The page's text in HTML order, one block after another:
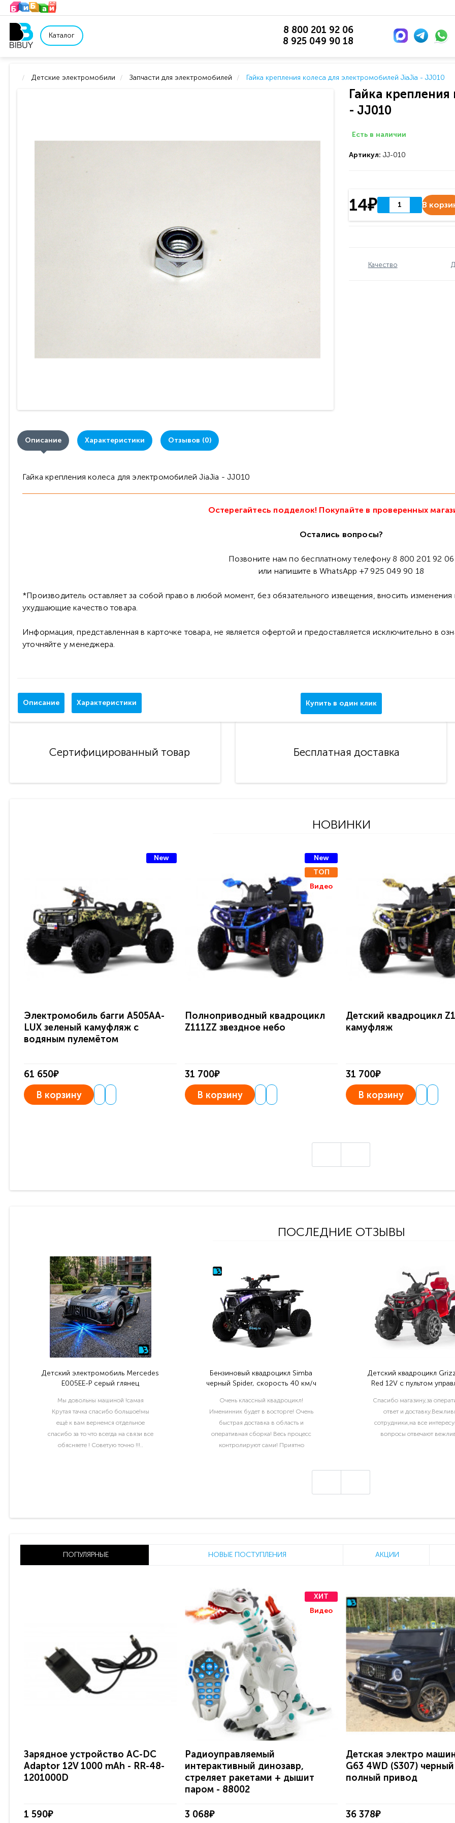
Каталог
8 800 201 92 06
8 925 049 90 18
Детские электромобили Запчасти для электромобилей Гайка крепления колеса для электромобилей JiaJia - JJ010
Гайка
- JJ010
Есть в наличии
Артикул: JJ-010
14₽ В
Качество
Описание Характеристики Отзывов (0)
Гайка крепления колеса для электромобилей JiaJia - JJ010
Остерегайтесь подделок! Покупайте в проверенных
Остались вопросы?
Позвоните нам по бесплатному телефону 8 800 201 92 06
или напишите в WhatsApp +7 925 049 90 18
*Производитель оставляет за собой право в любой момент, без обязательного извещения, вносить
ухудшающие качество товара.
Информация, представленная в карточке товара, не является офертой и предоставляется исключительно в
уточняйте у менеджера.
Описание Характеристики Купить в один клик
Сертифицированный товар Бесплатная доставка
НОВИНКИ
New
Электромобиль багги A505AA-
LUX зеленый камуфляж с
водяным пулемётом
61 650₽
В корзину
New
ТОП
Видео
Полноприводный квадроцикл
Z111ZZ звездное небо
31 700₽
В корзину
Детский квадроцикл
камуфляж
31 700₽
В корзину
ПОСЛЕДНИЕ ОТЗЫВЫ
Детский электромобиль Mercedes
E005EE-P серый глянец
Мы довольны машиной !самая
Крутая тачка спасибо большое!мы
ещё к вам вернемся отдельное
спасибо за то что всегда на связи все
обясняете ! Советую точно !!!..
Бензиновый квадроцикл Simba
черный Spider, скорость 40 км/ч
Очень классный квадроцикл!
Именинник будет в восторге! Очень
быстрая доставка в область и
оперативная сборка! Весь процесс
контролируют сами! Приятно
Детский квадроцикл
Red 12V с пультом
Спасибо магазину,за
ответ и
сотрудники,на все
вопросы отвечают
ПОПУЛЯРНЫЕ НОВЫЕ ПОСТУПЛЕНИЯ АКЦИИ
Зарядное устройство AC-DC
Adaptor 12V 1000 mAh - RR-48-
1201000D
1 590₽
ХИТ
Видео
Радиоуправляемый
интерактивный динозавр,
стреляет ракетами + дышит
паром - 88002
3 068₽
Детская электро
G63 4WD (S307)
полный привод
36 378₽